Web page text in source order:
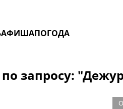
АФИШАПОГОДА
запросу: